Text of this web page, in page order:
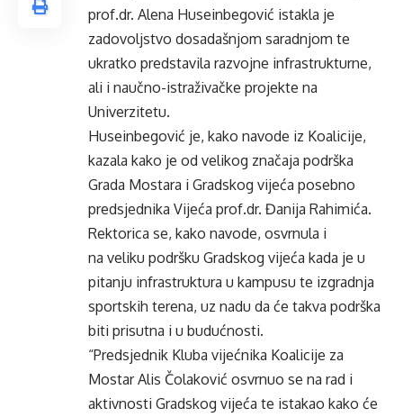
prof.dr. Alena Huseinbegović istakla je
zadovoljstvo dosadašnjom saradnjom te
ukratko predstavila razvojne infrastrukturne,
ali i naučno-istraživačke projekte na
Univerzitetu.
Huseinbegović je, kako navode iz Koalicije,
kazala kako je od velikog značaja podrška
Grada Mostara i Gradskog vijeća posebno
predsjednika Vijeća prof.dr. Đanija Rahimića.
Rektorica se, kako navode, osvrnula i
na veliku podršku Gradskog vijeća kada je u
pitanju infrastruktura u kampusu te izgradnja
sportskih terena, uz nadu da će takva podrška
biti prisutna i u budućnosti.
“Predsjednik Kluba vijećnika Koalicije za
MostarAlis Čolaković osvrnuo se na rad i
aktivnosti Gradskog vijeća te istakao kako će